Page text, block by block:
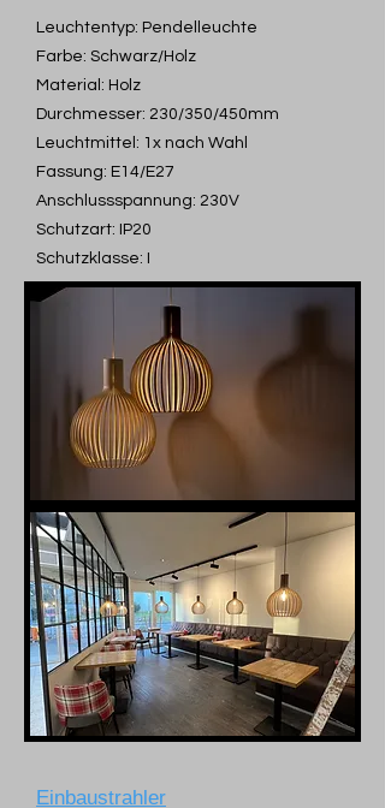
Leuchtentyp: Pendelleuchte
Farbe: Schwarz/Holz
Material: Holz
Durchmesser: 230/350/450mm
Leuchtmittel: 1x nach Wahl
Fassung: E14/E27
Anschlussspannung: 230V
Schutzart: IP20
Schutzklasse: I
Einbaustrahler